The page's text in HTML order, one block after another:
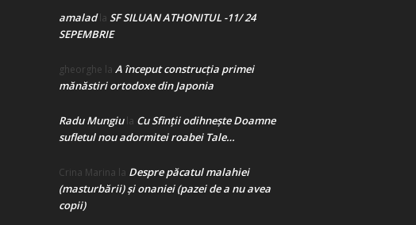
amaladla SF SILUAN ATHONITUL -11/ 24
SEPEMBRIE
gheorghe la A început construcţia primei
mănăstiri ortodoxe din Japonia
Radu Mungiula Cu Sfinții odihnește Doamne
sufletul nou adormitei roabei Tale…
Crina Marina la Despre păcatul malahiei
(masturbării) şi onaniei (pazei de a nu avea
copii)